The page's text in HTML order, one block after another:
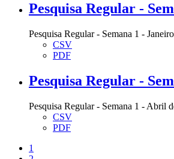
Pesquisa Regular -
Pesquisa Regular - Semana 1 -
CSV
PDF
Pesquisa Regular -
Pesquisa Regular - Semana 1 - Abril
CSV
PDF
1